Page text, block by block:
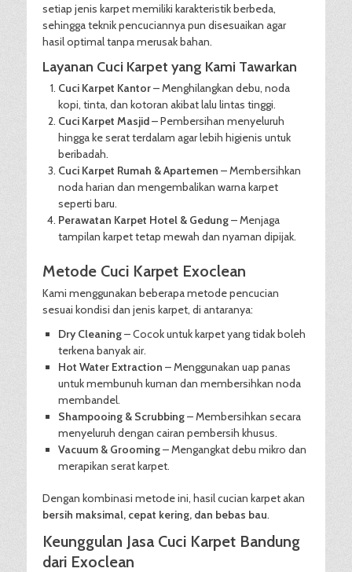
setiap jenis karpet memiliki karakteristik berbeda,
sehingga teknik pencuciannya pun disesuaikan agar
hasil optimal tanpa merusak bahan.
Layanan Cuci Karpet yang Kami Tawarkan
Cuci Karpet Kantor– Menghilangkan debu, noda
kopi, tinta, dan kotoran akibat lalu lintas tinggi.
Cuci Karpet Masjid– Pembersihan menyeluruh
hingga ke serat terdalam agar lebih higienis untuk
beribadah.
Cuci Karpet Rumah & Apartemen – Membersihkan
noda harian dan mengembalikan warna karpet
seperti baru.
Perawatan Karpet Hotel & Gedung– Menjaga
tampilan karpet tetap mewah dan nyaman dipijak.
Metode Cuci Karpet Exoclean
Kami menggunakan beberapa metode pencucian
sesuai kondisi dan jenis karpet, di antaranya:
Dry Cleaning– Cocok untuk karpet yang tidak boleh
terkena banyak air.
Hot Water Extraction – Menggunakan uap panas
untuk membunuh kuman dan membersihkan noda
membandel.
Shampooing & Scrubbing– Membersihkan secara
menyeluruh dengan cairan pembersih khusus.
Vacuum & Grooming– Mengangkat debu mikro dan
merapikan serat karpet.
Dengan kombinasi metode ini, hasil cucian karpet akan
bersih maksimal, cepat kering, dan bebas bau.
Keunggulan Jasa Cuci Karpet Bandung
dari Exoclean